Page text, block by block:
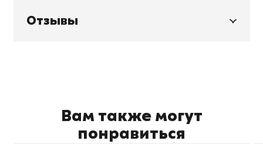
Отзывы
Вам также могут
понравиться